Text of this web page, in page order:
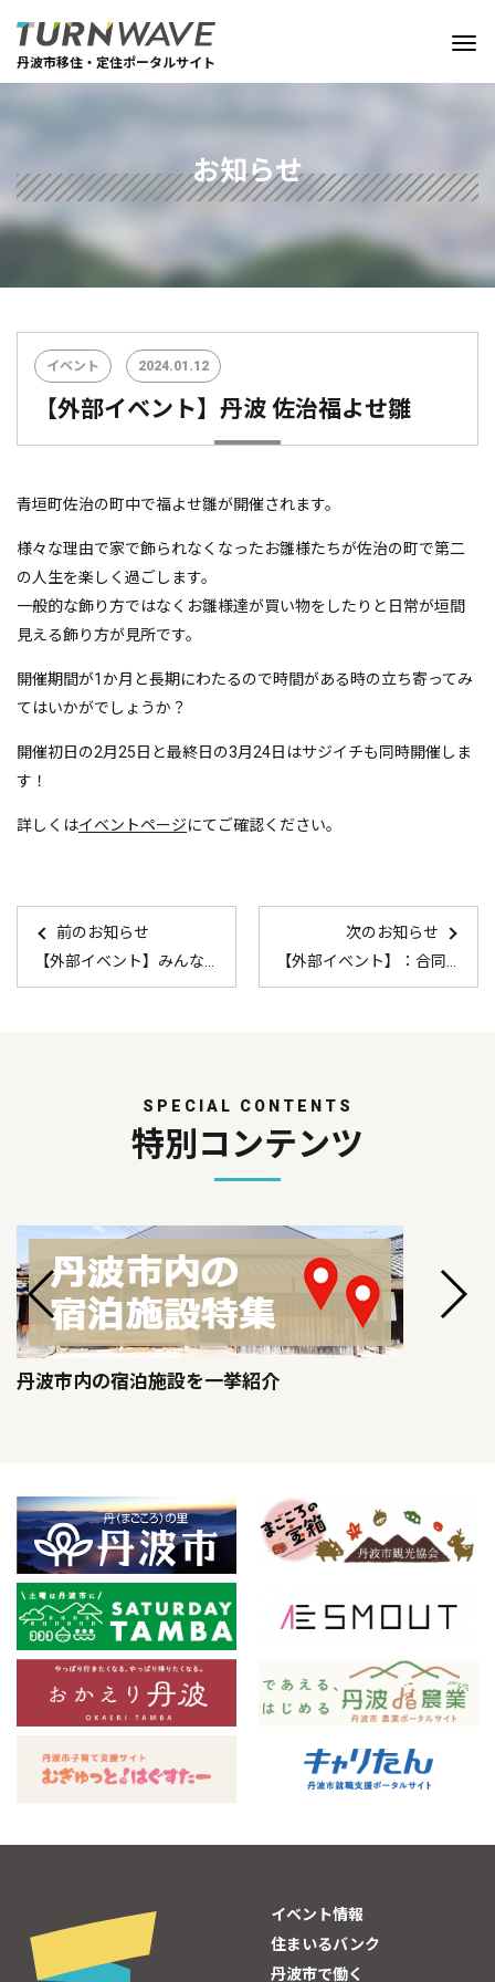
丹波市移住・定住ポータルサイト
お知らせ
イベント 2024.01.12
【外部イベント】丹波 佐治福よせ雛
青垣町佐治の町中で福よせ雛が開催されます。
様々な理由で家で飾られなくなったお雛様たちが佐治の町で第二
の人生を楽しく過ごします。
一般的な飾り方ではなくお雛様達が買い物をしたりと日常が垣間
見える飾り方が見所です。
開催期間が1か月と長期にわたるので時間がある時の立ち寄ってみ
てはいかがでしょうか？
開催初日の2月25日と最終日の3月24日はサジイチも同時開催しま
す！
詳しくはイベントページにてご確認ください。
前のお知らせ
次のお知らせ
SPECIAL CONTENTS
特別コンテンツ
丹波市内の宿泊施設を一挙紹介
イベント情報
住まいるバンク
丹波市で働く